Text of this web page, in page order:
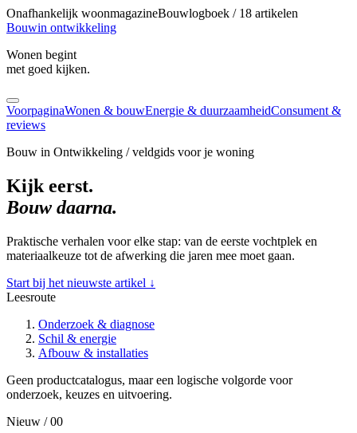
Onafhankelijk woonmagazineBouwlogboek / 18 artikelen
Bouwin ontwikkeling
Wonen begint
met goed kijken.
VoorpaginaWonen & bouwEnergie & duurzaamheidConsument &
reviews
Bouw in Ontwikkeling / veldgids voor je woning
Kijk eerst.
Bouw daarna.
Praktische verhalen voor elke stap: van de eerste vochtplek en
materiaalkeuze tot de afwerking die jaren mee moet gaan.
Start bij het nieuwste artikel ↓
Leesroute
Onderzoek & diagnose
Schil & energie
Afbouw & installaties
Geen productcatalogus, maar een logische volgorde voor
onderzoek, keuzes en uitvoering.
Nieuw / 00